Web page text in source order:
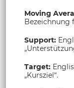
Moving
Bezeichnung
Support:
Target:
„Kursziel“.